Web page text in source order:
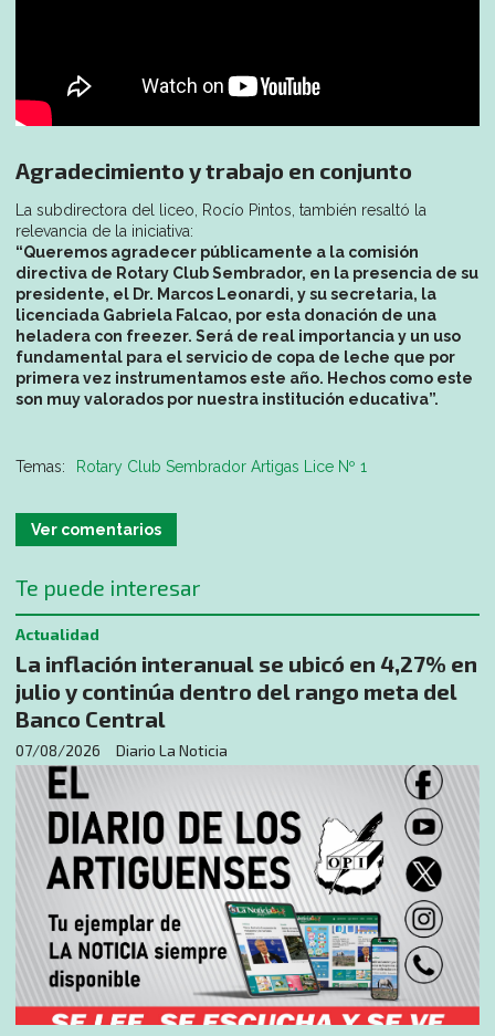
Agradecimiento y trabajo en conjunto
La subdirectora del liceo, Rocío Pintos, también resaltó la
relevancia de la iniciativa:
“Queremos agradecer públicamente a la comisión
directiva de Rotary Club Sembrador, en la presencia de su
presidente, el Dr. Marcos Leonardi, y su secretaria, la
licenciada Gabriela Falcao, por esta donación de una
heladera con freezer. Será de real importancia y un uso
fundamental para el servicio de copa de leche que por
primera vez instrumentamos este año. Hechos como este
son muy valorados por nuestra institución educativa”.
Rotary Club Sembrador Artigas Lice Nº 1
Ver comentarios
Te puede interesar
La inflación interanual se ubicó en 4,27% en
julio y continúa dentro del rango meta del
Banco Central
Diario La Noticia
Actualidad
07/08/2026